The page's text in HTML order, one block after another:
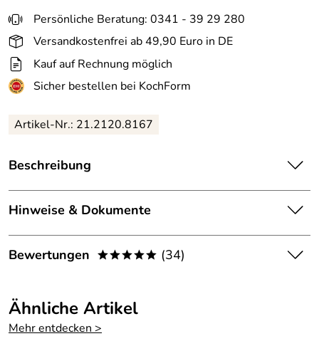
Persönliche Beratung: 0341 - 39 29 280
Versandkostenfrei ab 49,90 Euro in DE
Kauf auf Rechnung möglich
Sicher bestellen bei KochForm
Artikel-Nr.: 21.2120.8167
Beschreibung
Einsatz für Schnellkochtöfe vonSilit, gelocht. Zum Garen
und Abseihen für alle Silit Sicomatic
Schnellkochtöpfemit
und 8,5 l).
Eigenschaften des Einsatz:
Höhe: 56 mm
Material: Edelstahl 18/10
Hinweise & Dokumente
Wenn Sie mehr über die Sicomatic Schnellkochtöpfe
von Silit wissen möchten, dann klicken Sie hier.
Bewertungen ***** (34)
5Ähnliche Artikel
Mehr entdecken >